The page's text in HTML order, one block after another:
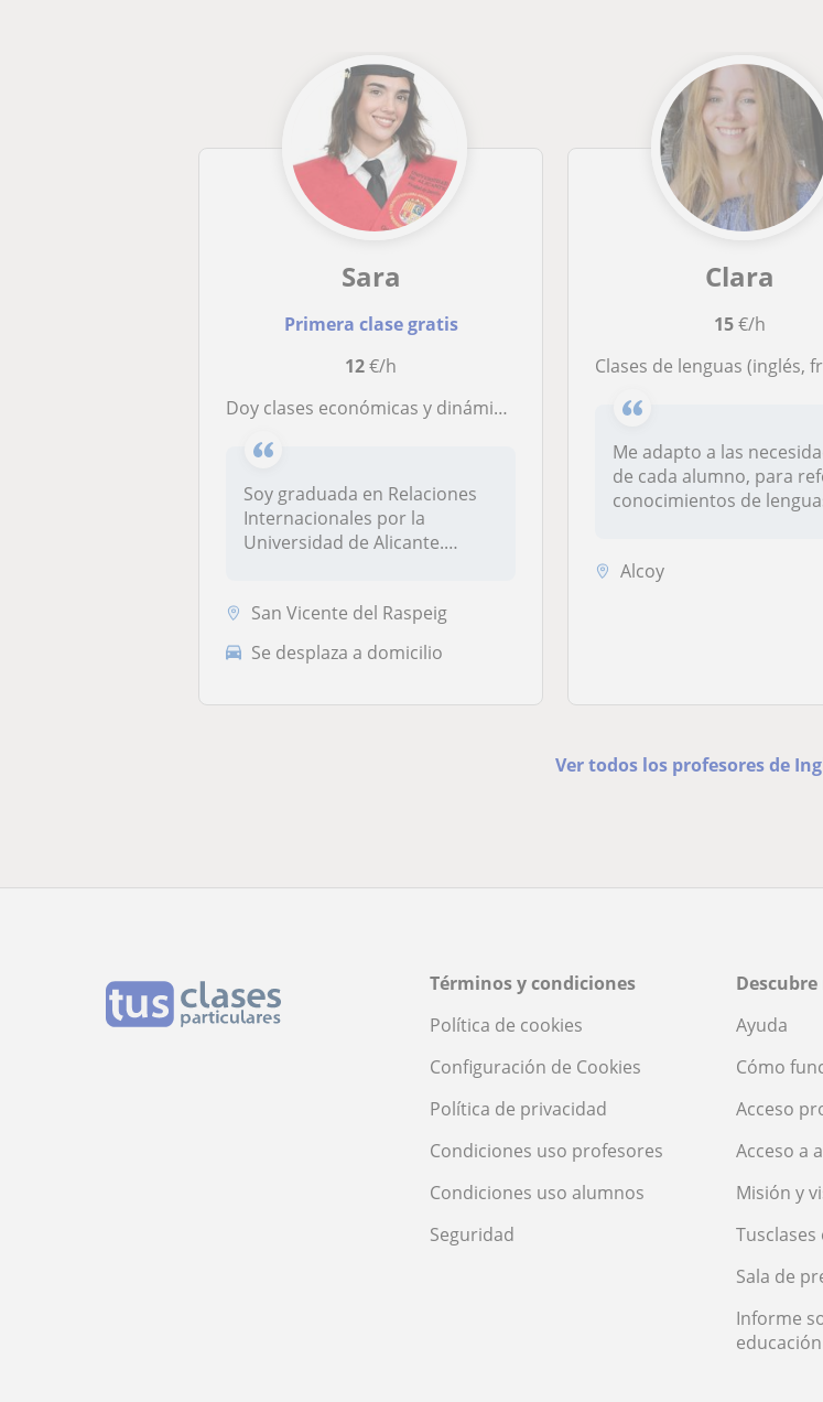
Sara
Primera clase gratis
12€/h
Doy clases económicas y dinámicas de inglés
Soy graduada en Relaciones
Internacionales por la
Universidad de Alicante.
San Vicente del Raspeig
Se desplaza a domicilio
Clara
15€/h
Clases de lenguas (inglés, francés, castellano y valenciano) y ciencias sociales para
Me adapto a las
de cada alumno, para
conocimientos de
Alcoy
Ver todos los profesores de
Términos y condiciones
Política de cookies
Configuración de Cookies
Política de privacidad
Condiciones uso profesores
Condiciones uso alumnos
Seguridad
Ayuda
Cómo
Acceso
Acceso a
Misión y
Sala de
Informe
educación